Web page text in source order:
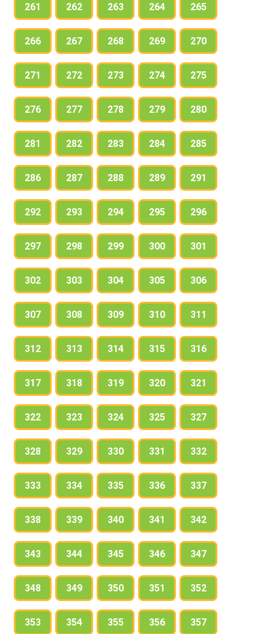
261 262 263 264 265
266 267 268 269 270
271 272 273 274 275
276 277 278 279 280
281 282 283 284 285
286 287 288 289 291
292 293 294 295 296
297 298 299 300 301
302 303 304 305 306
307 308 309 310 311
312 313 314 315 316
317 318 319 320 321
322 323 324 325 327
328 329 330 331 332
333 334 335 336 337
338 339 340 341 342
343 344 345 346 347
348 349 350 351 352
353 354 355 356 357